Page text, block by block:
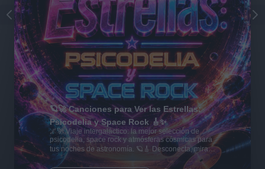
🪐🚀 Canciones para Ver las Estrellas:
Psicodelia y Space Rock 🎸✨
🌌🚀 Viaje intergaláctico: la mejor selección de
psicodelia, space rock y atmósferas cósmicas para
tus noches de astronomía. 🪐🎸 Desconecta, mira
al firmamento y siente la gravedad cero. 💾 ¡Guarda